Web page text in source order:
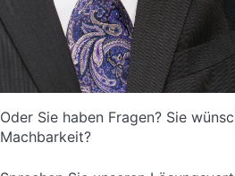
Oder Sie haben Fragen? Sie
Machbarkeit?